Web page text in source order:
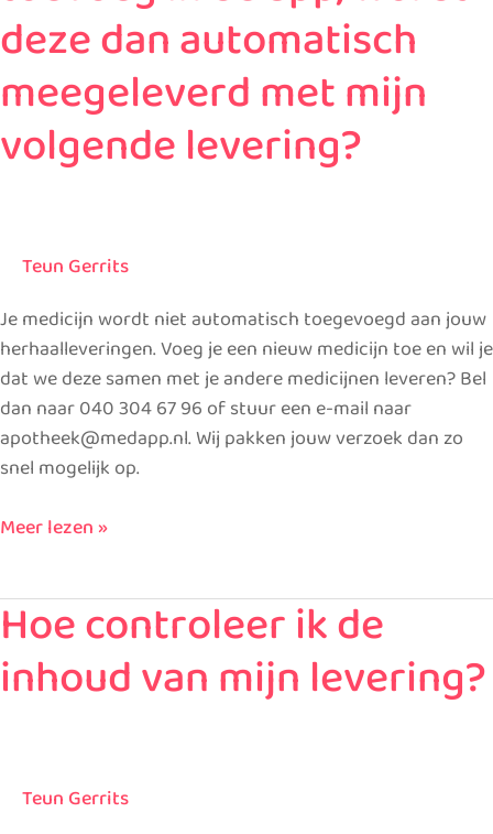
deze dan automatisch
meegeleverd met mijn
volgende levering?
Teun Gerrits
Je medicijn wordt niet automatisch toegevoegd aan jouw
herhaalleveringen. Voeg je een nieuw medicijn toe en wil je
dat we deze samen met je andere medicijnen leveren? Bel
dan naar 040 304 67 96 of stuur een e-mail naar
apotheek@medapp.nl. Wij pakken jouw verzoek dan zo
snel mogelijk op.
medicijn
toevoeg
de
app,
wordt
meegeleverd
met
mijn
volgende
levering?
Meer lezen »
Hoe controleer ik de
inhoud van mijn levering?
Teun Gerrits
Hoe
controleer
ik
de
mijn